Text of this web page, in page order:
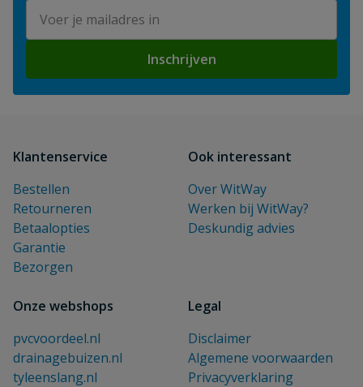
Inschrijven
Klantenservice
Bestellen
Retourneren
Betaalopties
Garantie
Bezorgen
Ook interessant
Over WitWay
Werken bij WitWay?
Deskundig advies
Onze webshops
pvcvoordeel.nl
drainagebuizen.nl
tyleenslang.nl
Legal
Disclaimer
Algemene voorwaarden
Privacyverklaring